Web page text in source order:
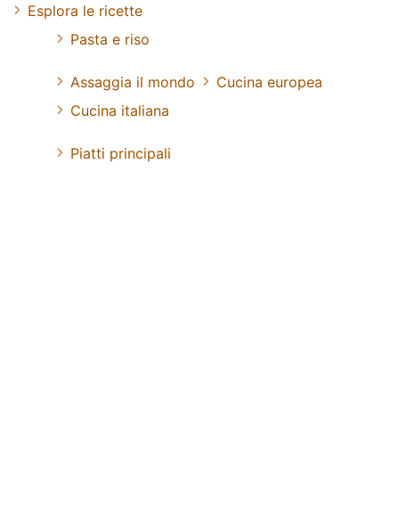
Esplora le ricette
Pasta e riso
Assaggia il mondo
Cucina europea
Cucina italiana
Piatti principali